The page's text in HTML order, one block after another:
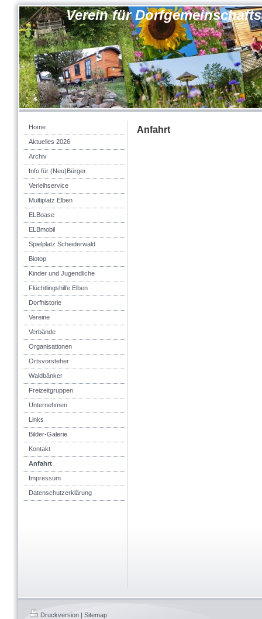
Verein für
Home
Aktuelles 2026
Archiv
Info für (Neu)Bürger
Verleihservice
Multiplatz Elben
ELBoase
ELBmobil
Spielplatz Scheiderwald
Biotop
Kinder und Jugendliche
Flüchtlingshilfe Elben
Dorfhistorie
Vereine
Verbände
Organisationen
Ortsvorsteher
Waldbänker
Freizeitgruppen
Unternehmen
Links
Bilder-Galerie
Kontakt
Anfahrt
Impressum
Datenschutzerklärung
Anfahrt
Druckversion | Sitemap